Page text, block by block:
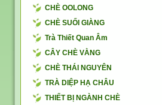
CHÈ OOLONG
CHÈ SUỐI GIÀNG
Trà Thiết Quan Âm
CÂY CHÈ VẰNG
CHÈ THÁI NGUYÊN
TRÀ DIỆP HẠ CHÂU
THIẾT BỊ NGÀNH CHÈ